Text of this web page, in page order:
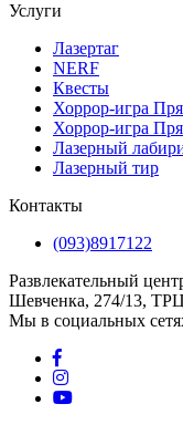
Услуги
Лазертаг
NERF
Квесты
Хоррор-игра
Хоррор-игра
Лазерный
Лазерный тир
Контакты
(093)8917122
Развлекательный
Шевченка, 274/13,
Мы в социальных